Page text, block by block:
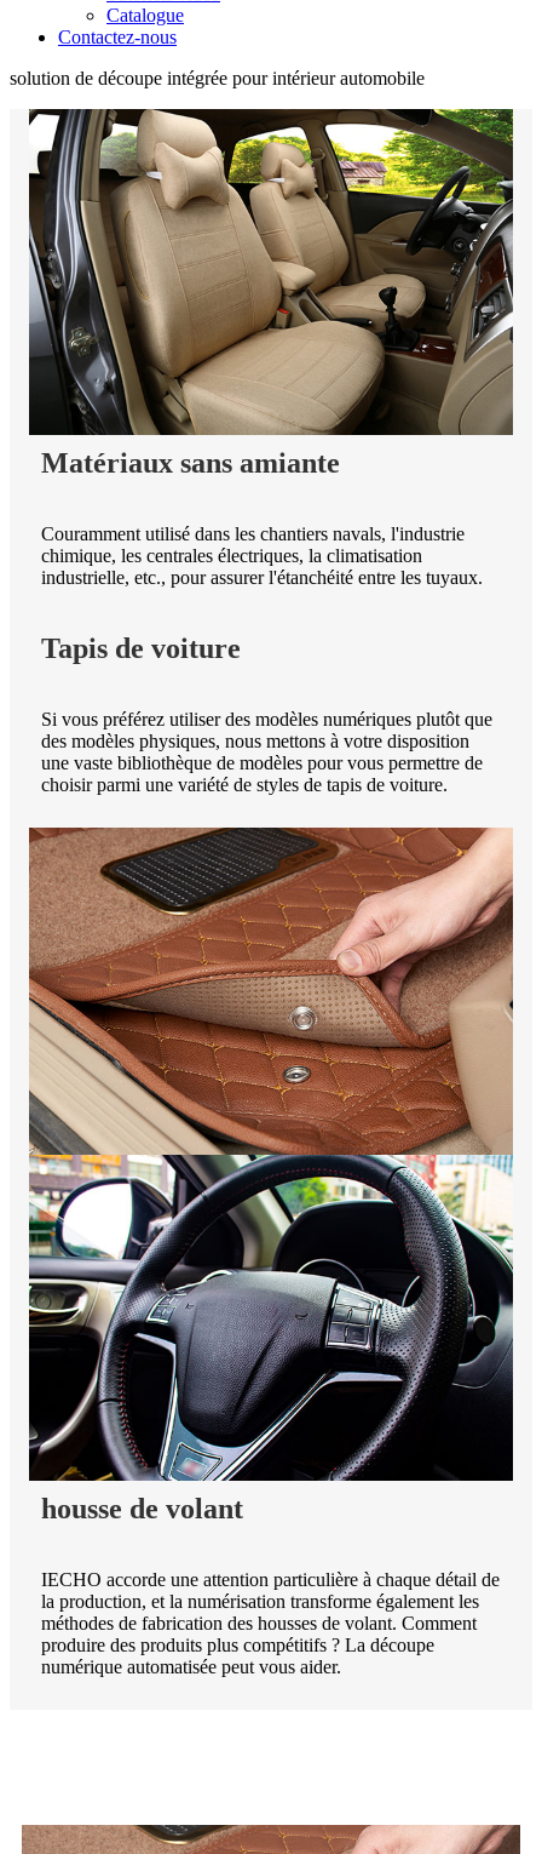
Catalogue
Contactez-nous
solution de découpe intégrée pour intérieur automobile
Matériaux sans amiante
Couramment utilisé dans les chantiers navals, l'industrie
chimique, les centrales électriques, la climatisation
industrielle, etc., pour assurer l'étanchéité entre les tuyaux.
Tapis de voiture
Si vous préférez utiliser des modèles numériques plutôt que
des modèles physiques, nous mettons à votre disposition
une vaste bibliothèque de modèles pour vous permettre de
choisir parmi une variété de styles de tapis de voiture.
housse de volant
IECHO accorde une attention particulière à chaque détail de
la production, et la numérisation transforme également les
méthodes de fabrication des housses de volant. Comment
produire des produits plus compétitifs ? La découpe
numérique automatisée peut vous aider.